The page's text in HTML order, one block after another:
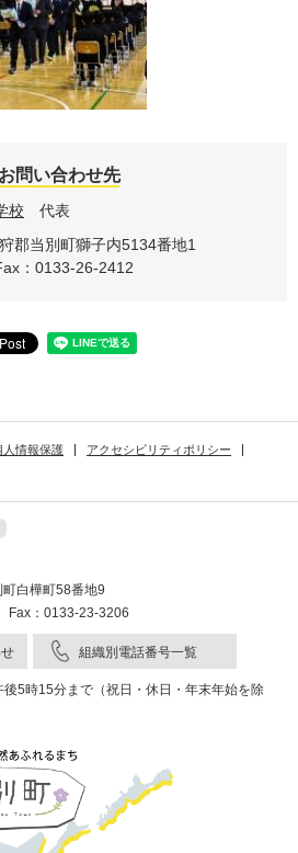
問い合わせ先
校
代表
郡当別町獅子内5134番地1
：0133-26-2412
人情報保護
アクセシビリティポリシー
白樺町58番地9
：0133-23-3206
組織別電話番号一覧
5時15分まで（祝日・休日・年末年始を除